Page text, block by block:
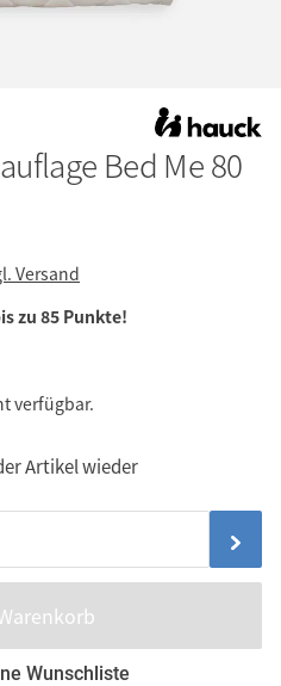
Bed Me 80
Versand
zu 85 Punkte!
verfügbar.
Artikel wieder
Wunschliste